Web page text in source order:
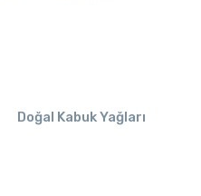
Doğal Kabuk Yağları